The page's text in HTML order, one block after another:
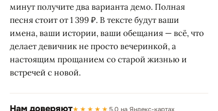
минут получите два варианта демо. Полная
песня стоит от 1 399 ₽. В тексте будут ваши
имена, ваши истории, ваши обещания — всё, что
делает девичник не просто вечеринкой, а
настоящим прощанием со старой жизнью и
встречей с новой.
Нам доверяют★★★★★